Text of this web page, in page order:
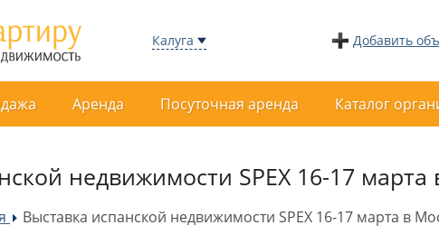
Калуга Добавить
Аренда Посуточная аренда Каталог
недвижимости SPEX 16-17 марта
»Выставка испанской недвижимости SPEX 16-17 марта в